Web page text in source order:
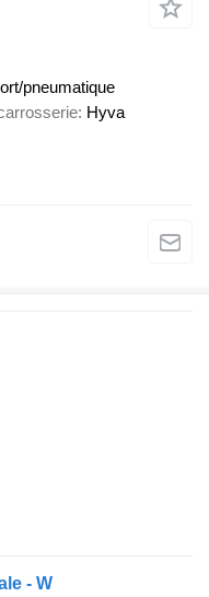
pneumatique
Hyva
- W